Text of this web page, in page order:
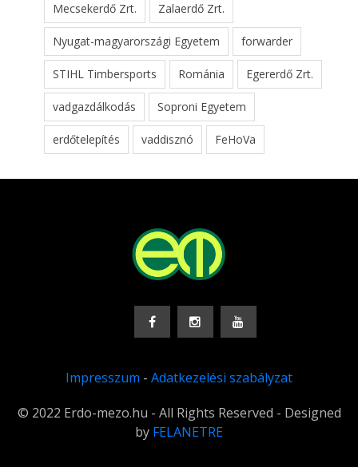
Mecsekerdő Zrt. Zalaerdő Zrt.
Nyugat-magyarországi Egyetem forwarder
STIHL Timbersports Románia Egererdő Zrt.
vadgazdálkodás Soproni Egyetem
erdőtelepítés vaddisznó FeHoVa
Impresszum - Adatkezelési szabályzat
© 2022 Erdo-mezo.hu - All Rights Reserved - Designed
by FELANETRE